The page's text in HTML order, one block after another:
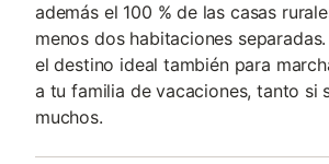
además el 100 % de las casas
menos dos habitaciones
el destino ideal también para
a tu familia de vacaciones, tanto si
muchos.